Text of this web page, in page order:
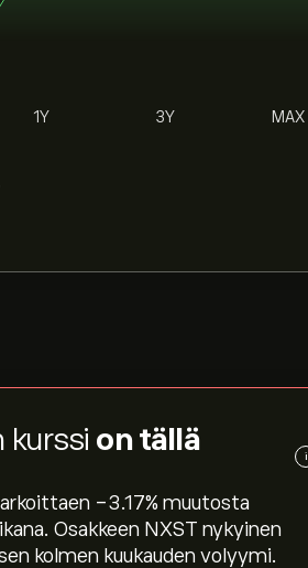
1Y 3Y MAX
kurssi on tällä
i
‎-3.17‎% muutosta
Osakkeen NXST nykyinen
kolmen kuukauden volyymi.